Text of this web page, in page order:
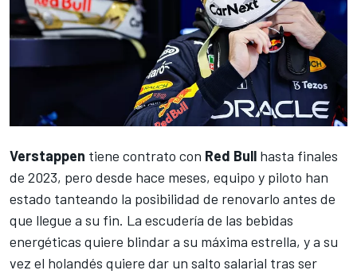
Verstappen tiene contrato con Red Bull hasta finales
de 2023, pero desde hace meses, equipo y piloto han
estado tanteando la posibilidad de renovarlo antes de
que llegue a su fin. La escudería de las bebidas
energéticas quiere blindar a su máxima estrella, y a su
vez el holandés quiere dar un salto salarial tras ser